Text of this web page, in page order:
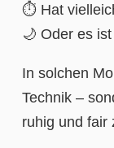
⏱️ Hat
🌙 Oder es
In solchen
Technik –
ruhig und fair